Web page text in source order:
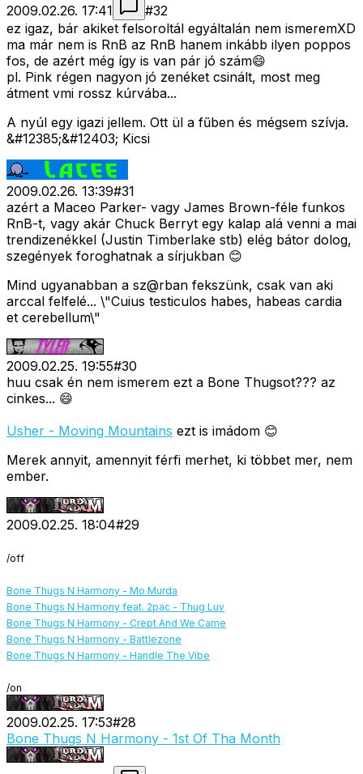
2009.02.26. 17:41 #32
ez igaz, bár akiket felsoroltál egyáltalán nem ismeremXD
ma már nem is RnB az RnB hanem inkább ilyen poppos
fos, de azért még így is van pár jó szám😄
pl. Pink régen nagyon jó zenéket csinált, most meg
átment vmi rossz kúrvába...
A nyúl egy igazi jellem. Ott ül a fűben és mégsem szívja.
&#12385;&#12403; Kicsi
2009.02.26. 13:39#31
azért a Maceo Parker- vagy James Brown-féle funkos
RnB-t, vagy akár Chuck Berryt egy kalap alá venni a mai
trendizenékkel (Justin Timberlake stb) elég bátor dolog,
szegények foroghatnak a sírjukban 😊
Mind ugyanabban a sz@rban fekszünk, csak van aki
arccal felfelé... \"Cuius testiculos habes, habeas cardia
et cerebellum\"
2009.02.25. 19:55#30
huu csak én nem ismerem ezt a Bone Thugsot??? az
cinkes... 😄
Usher - Moving Mountains ezt is imádom 😊
Merek annyit, amennyit férfi merhet, ki többet mer, nem
ember.
2009.02.25. 18:04#29
/off
Bone Thugs N Harmony - Mo Murda
Bone Thugs N Harmony feat. 2pac - Thug Luv
Bone Thugs N Harmony - Crept And We Came
Bone Thugs N Harmony - Battlezone
Bone Thugs N Harmony - Handle The Vibe
/on
2009.02.25. 17:53#28
Bone Thugs N Harmony - 1st Of Tha Month